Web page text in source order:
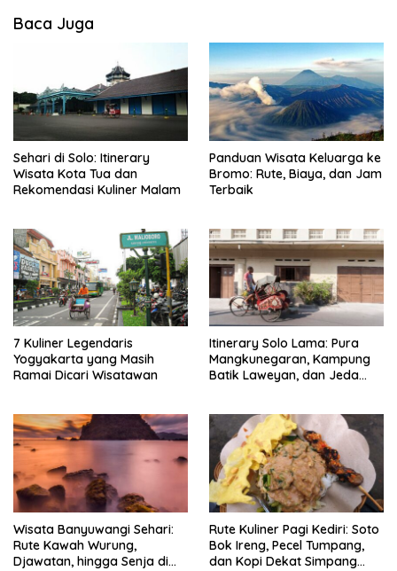
Baca Juga
Sehari di Solo: Itinerary
Wisata Kota Tua dan
Rekomendasi Kuliner Malam
Panduan Wisata Keluarga ke
Bromo: Rute, Biaya, dan Jam
Terbaik
7 Kuliner Legendaris
Yogyakarta yang Masih
Ramai Dicari Wisatawan
Itinerary Solo Lama: Pura
Mangkunegaran, Kampung
Batik Laweyan, dan Jeda
Wisata Banyuwangi Sehari:
Rute Kawah Wurung,
Djawatan, hingga Senja di
Rute Kuliner Pagi Kediri: Soto
Bok Ireng, Pecel Tumpang,
dan Kopi Dekat Simpang